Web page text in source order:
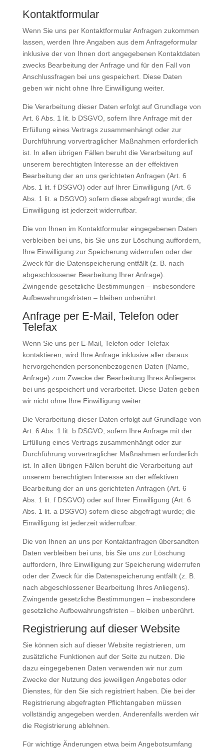
Kontaktformular
Wenn Sie uns per Kontaktformular Anfragen zukommen
lassen, werden Ihre Angaben aus dem Anfrageformular
inklusive der von Ihnen dort angegebenen Kontaktdaten
zwecks Bearbeitung der Anfrage und für den Fall von
Anschlussfragen bei uns gespeichert. Diese Daten
geben wir nicht ohne Ihre Einwilligung weiter.
Die Verarbeitung dieser Daten erfolgt auf Grundlage von
Art. 6 Abs. 1 lit. b DSGVO, sofern Ihre Anfrage mit der
Erfüllung eines Vertrags zusammenhängt oder zur
Durchführung vorvertraglicher Maßnahmen erforderlich
ist. In allen übrigen Fällen beruht die Verarbeitung auf
unserem berechtigten Interesse an der effektiven
Bearbeitung der an uns gerichteten Anfragen (Art. 6
Abs. 1 lit. f DSGVO) oder auf Ihrer Einwilligung (Art. 6
Abs. 1 lit. a DSGVO) sofern diese abgefragt wurde; die
Einwilligung ist jederzeit widerrufbar.
Die von Ihnen im Kontaktformular eingegebenen Daten
verbleiben bei uns, bis Sie uns zur Löschung auffordern,
Ihre Einwilligung zur Speicherung widerrufen oder der
Zweck für die Datenspeicherung entfällt (z. B. nach
abgeschlossener Bearbeitung Ihrer Anfrage).
Zwingende gesetzliche Bestimmungen – insbesondere
Aufbewahrungsfristen – bleiben unberührt.
Anfrage per E-Mail, Telefon oder
Telefax
Wenn Sie uns per E-Mail, Telefon oder Telefax
kontaktieren, wird Ihre Anfrage inklusive aller daraus
hervorgehenden personenbezogenen Daten (Name,
Anfrage) zum Zwecke der Bearbeitung Ihres Anliegens
bei uns gespeichert und verarbeitet. Diese Daten geben
wir nicht ohne Ihre Einwilligung weiter.
Die Verarbeitung dieser Daten erfolgt auf Grundlage von
Art. 6 Abs. 1 lit. b DSGVO, sofern Ihre Anfrage mit der
Erfüllung eines Vertrags zusammenhängt oder zur
Durchführung vorvertraglicher Maßnahmen erforderlich
ist. In allen übrigen Fällen beruht die Verarbeitung auf
unserem berechtigten Interesse an der effektiven
Bearbeitung der an uns gerichteten Anfragen (Art. 6
Abs. 1 lit. f DSGVO) oder auf Ihrer Einwilligung (Art. 6
Abs. 1 lit. a DSGVO) sofern diese abgefragt wurde; die
Einwilligung ist jederzeit widerrufbar.
Die von Ihnen an uns per Kontaktanfragen übersandten
Daten verbleiben bei uns, bis Sie uns zur Löschung
auffordern, Ihre Einwilligung zur Speicherung widerrufen
oder der Zweck für die Datenspeicherung entfällt (z. B.
nach abgeschlossener Bearbeitung Ihres Anliegens).
Zwingende gesetzliche Bestimmungen – insbesondere
gesetzliche Aufbewahrungsfristen – bleiben unberührt.
Registrierung auf dieser Website
Sie können sich auf dieser Website registrieren, um
zusätzliche Funktionen auf der Seite zu nutzen. Die
dazu eingegebenen Daten verwenden wir nur zum
Zwecke der Nutzung des jeweiligen Angebotes oder
Dienstes, für den Sie sich registriert haben. Die bei der
Registrierung abgefragten Pflichtangaben müssen
vollständig angegeben werden. Anderenfalls werden wir
die Registrierung ablehnen.
Für wichtige Änderungen etwa beim Angebotsumfang